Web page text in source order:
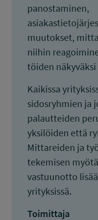
panostaminen,
muutokset,
niihin
töiden
Kaikissa
sidosryhmien ja
palautteiden
yksilöiden että
Mittareiden ja
tekemisen
vastuunotto
yrityksissä.
Toimittaja